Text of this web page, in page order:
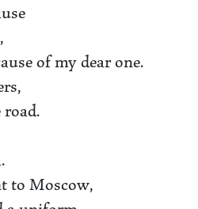
of my dear one.
road.
to Moscow,